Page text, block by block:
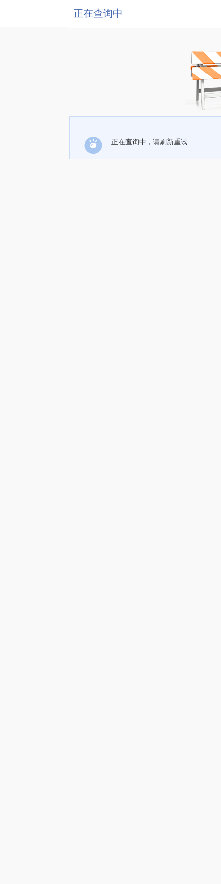
正在查询中
正在查询中，请刷新重试